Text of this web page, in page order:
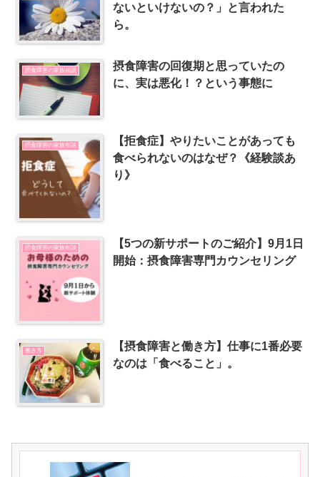
ないといけないの？」と言われた
ら。
摂食障害の家族相談
摂食障害の回復期と思っていたの
に、実は悪化！？という事態に
摂食障害の家族相談
【拒食症】やりたいことがあっても
食べられないのはなぜ？《経験談あ
り》
摂食障害の家族相談
【5つの新サポートのご紹介】9月1日
開始：摂食障害専門カウンセリング
働き方
【摂食障害と働き方】仕事に1番必要
なのは「食べること」。